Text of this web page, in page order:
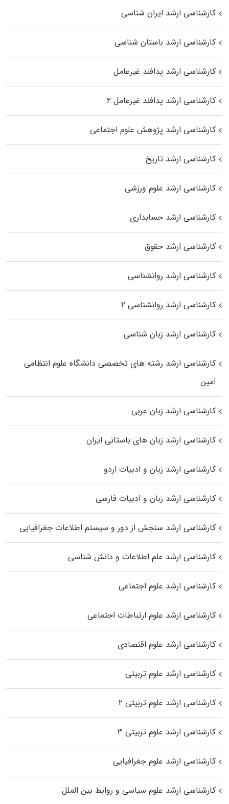
کارشناسی ارشد ایران شناسی
کارشناسی ارشد باستان شناسی
کارشناسی ارشد پدافند غیرعامل
کارشناسی ارشد پدافند غیرعامل ۲
کارشناسی ارشد پژوهش علوم اجتماعی
کارشناسی ارشد تاریخ
کارشناسی ارشد علوم ورزشی
کارشناسی ارشد حسابداری
کارشناسی ارشد حقوق
کارشناسی ارشد روانشناسی
کارشناسی ارشد روانشناسی ۲
کارشناسی ارشد زبان شناسی
کارشناسی ارشد رﺷﺘﻪ ﻫﺎی تخصصی داﻧﺸﮕﺎه ﻋﻠﻮم انتظامی
اﻣﻴﻦ
کارشناسی ارشد زبان عربی
کارشناسی ارشد زبان‌ های باستانی ایران
کارشناسی ارشد زبان و ادبیات اردو
کارشناسی ارشد زبان و ادبیات فارسی
کارشناسی ارشد سنجش از دور و سیستم اطلاعات جغرافیایی
کارشناسی ارشد علم اطلاعات و دانش شناسی
کارشناسی ارشد علوم اجتماعی
کارشناسی ارشد علوم ارتباطات اجتماعی
کارشناسی ارشد علوم اقتصادی
کارشناسی ارشد علوم تربیتی
کارشناسی ارشد علوم تربیتی ۲
کارشناسی ارشد علوم تربیتی ۳
کارشناسی ارشد علوم جغرافیایی
کارشناسی ارشد علوم سیاسی و روابط بین الملل